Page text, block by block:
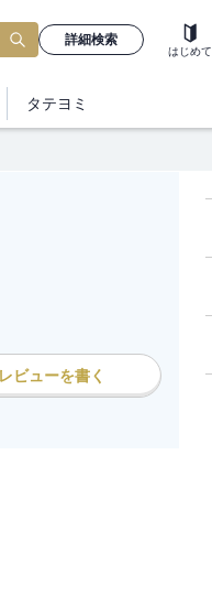
詳細検索
はじめて
タテヨミ
レビューを書く